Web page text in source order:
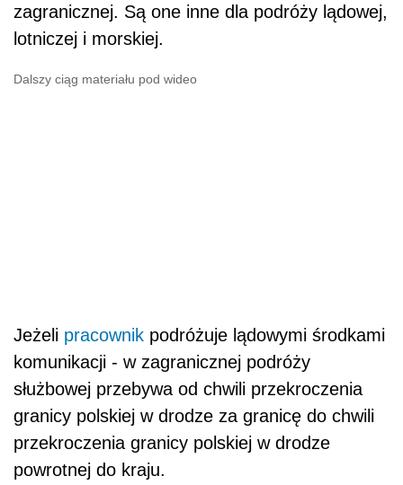
zagranicznej. Są one inne dla podróży lądowej,
lotniczej i morskiej.
Dalszy ciąg materiału pod wideo
Jeżeli pracownik podróżuje lądowymi środkami
komunikacji - w zagranicznej podróży
służbowej przebywa od chwili przekroczenia
granicy polskiej w drodze za granicę do chwili
przekroczenia granicy polskiej w drodze
powrotnej do kraju.